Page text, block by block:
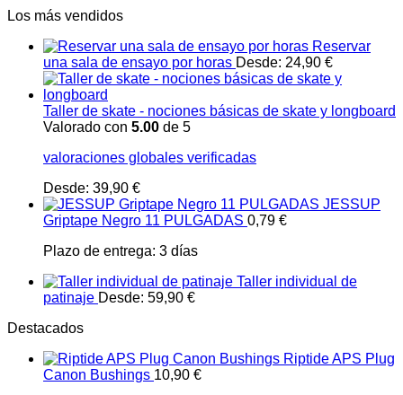
Los más vendidos
Reservar
una sala de ensayo por horas Desde: 24,90 €
Taller de skate - nociones básicas de skate y longboard
Valorado con 5.00 de 5
valoraciones globales verificadas
Desde: 39,90 €
JESSUP
Griptape Negro 11 PULGADAS 0,79 €
Plazo de entrega: 3 días
Taller individual de
patinaje Desde: 59,90 €
Destacados
Riptide APS Plug
Canon Bushings 10,90 €